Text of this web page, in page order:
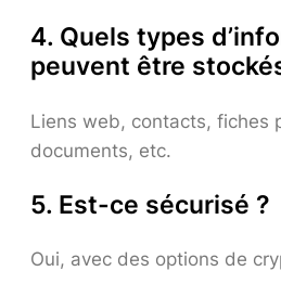
4. Quels types
peuvent être
Liens web, contacts, fiches
documents, etc.
5. Est-ce sécurisé ?
Oui, avec des options de